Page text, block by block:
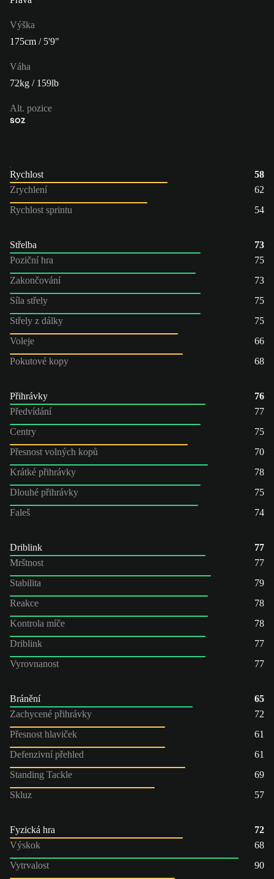
Výška
175cm / 5'9"
Váha
72kg / 159lb
Alt. pozice
SOZ
Rychlost
58
Zrychlení
62
Rychlost sprintu
54
Střelba
73
Poziční hra
75
Zakončování
73
Síla střely
75
Střely z dálky
75
Voleje
66
Pokutové kopy
68
Přihrávky
76
Předvídání
77
Centry
75
Přesnost volných kopů
70
Krátké přihrávky
78
Dlouhé přihrávky
75
Faleš
74
Driblink
77
Mrštnost
77
Stabilita
79
Reakce
78
Kontrola míče
78
Driblink
77
Vyrovnanost
77
Bránění
65
Zachycené přihrávky
72
Přesnost hlaviček
61
Defenzivní přehled
61
Standing Tackle
69
Skluz
57
Fyzická hra
72
Výskok
68
Vytrvalost
90